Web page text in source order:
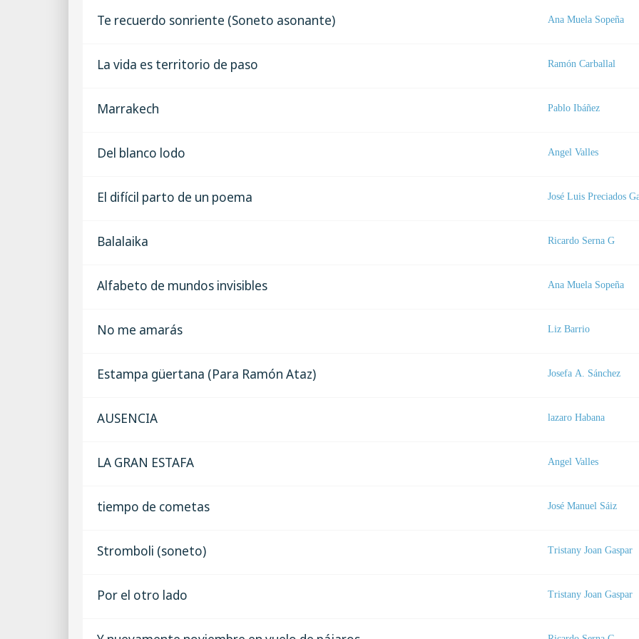
Te recuerdo sonriente (Soneto asonante) Ana Muela Sopeña
La vida es territorio de paso Ramón Carballal
Marrakech Pablo Ibáñez
Del blanco lodo Angel Valles
El difícil parto de un poema José Luis Preciados
Balalaika Ricardo Serna G
Alfabeto de mundos invisibles Ana Muela Sopeña
No me amarás Liz Barrio
Estampa güertana (Para Ramón Ataz) Josefa A. Sánchez
AUSENCIA lazaro Habana
LA GRAN ESTAFA Angel Valles
tiempo de cometas José Manuel Sáiz
Stromboli (soneto) Tristany Joan Gaspar
Por el otro lado Tristany Joan Gaspar